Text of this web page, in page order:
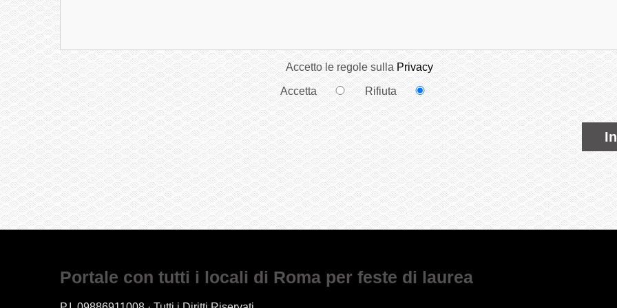
Accetto le regole sulla Privacy
Accetta Rifiuta
Portale con tutti i locali di Roma per feste di laurea